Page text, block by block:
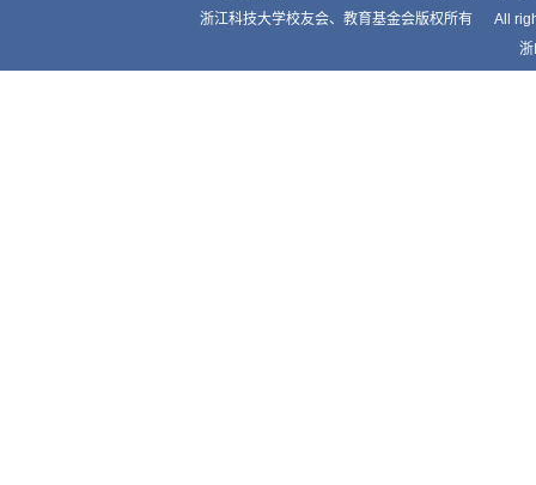
浙江科技大学校友会、教育基金会版权所有 All